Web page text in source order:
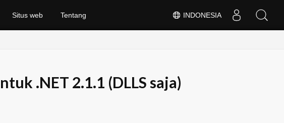
INDONESIA
Situs web Tentang
.NET 2.1.1 (DLLS saja)